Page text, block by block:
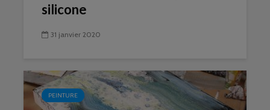
silicone
31 janvier 2020
PEINTURE